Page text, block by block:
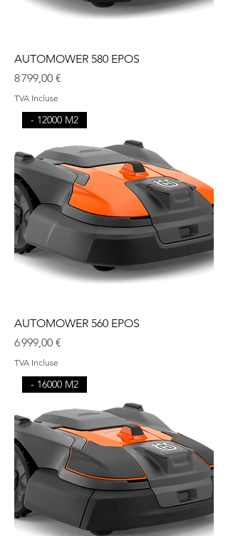
AUTOMOWER 580 EPOS
Prix
8 799,00 €
TVA Incluse
- 12000 M2
AUTOMOWER 560 EPOS
Prix
6 999,00 €
TVA Incluse
- 16000 M2